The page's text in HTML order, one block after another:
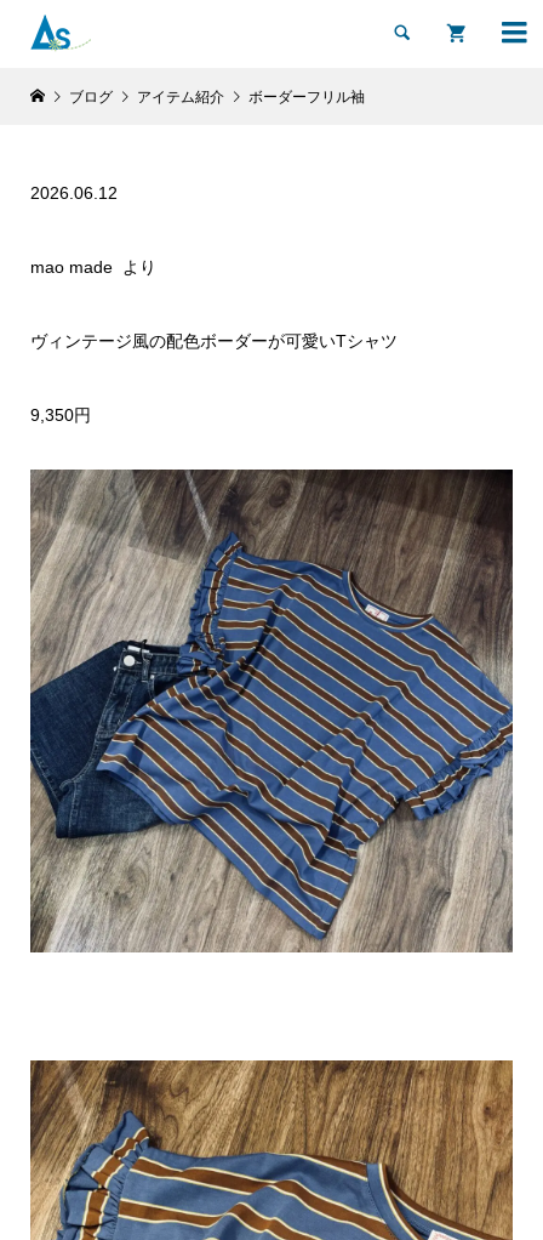
 
ブログ アイテム紹介 ボーダーフリル袖
2026.06.12
mao made より
ヴィンテージ風の配色ボーダーが可愛いTシャツ
9,350円